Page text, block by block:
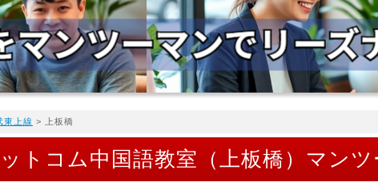
東上線 > 上板橋
トコム中国語教室（上板橋）マン